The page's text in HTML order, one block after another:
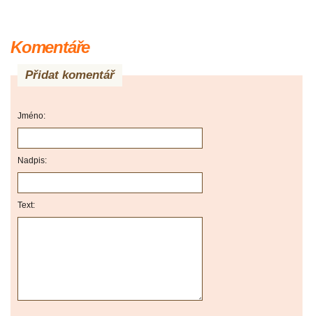
Komentáře
Přidat komentář
Jméno:
Nadpis:
Text: